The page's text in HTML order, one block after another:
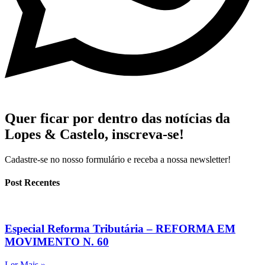
Quer ficar por dentro das notícias da
Lopes & Castelo, inscreva-se!
Cadastre-se no nosso formulário e receba a nossa newsletter!
Post Recentes
Especial Reforma Tributária – REFORMA EM
MOVIMENTO N. 60